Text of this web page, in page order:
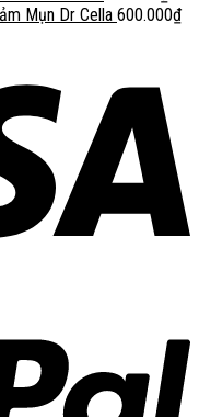
Mụn Dr Cella 600.000₫